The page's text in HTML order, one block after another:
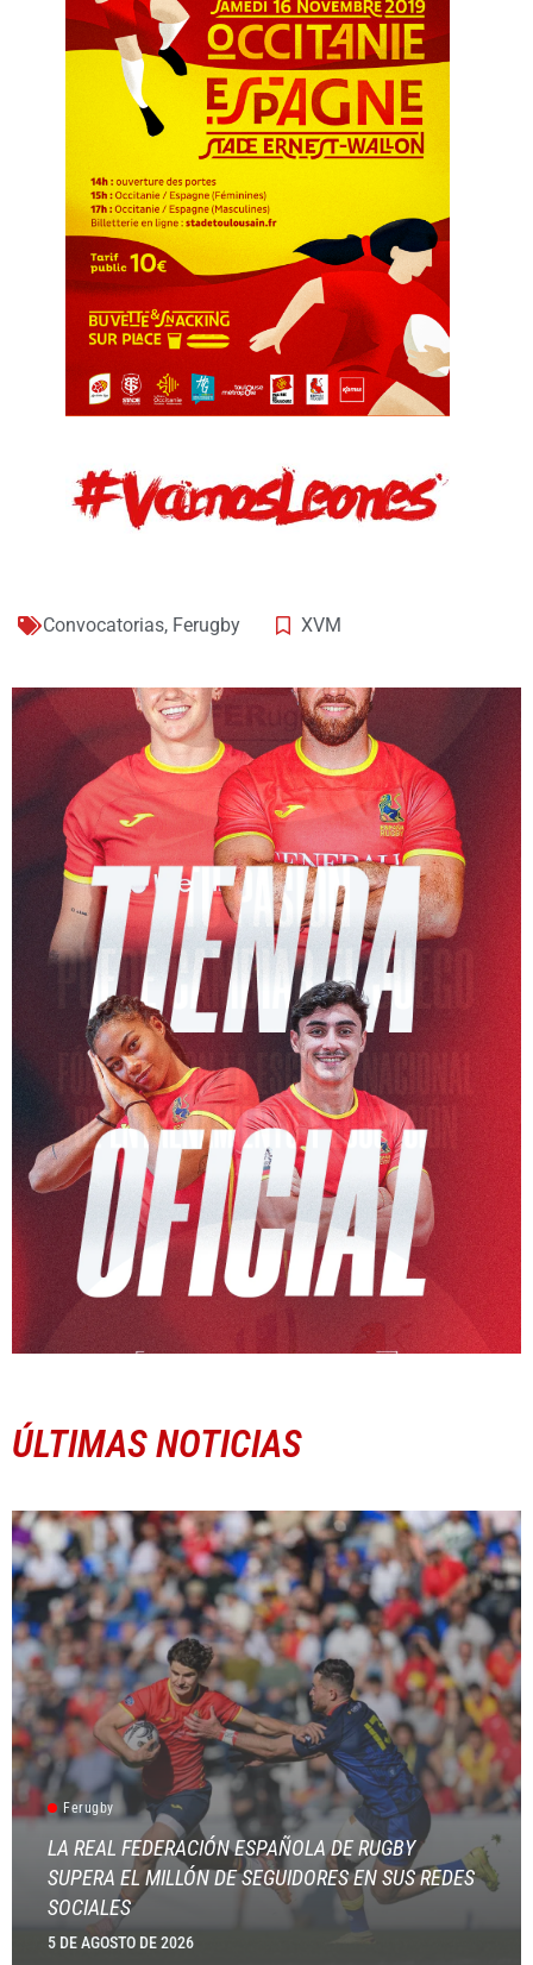
Convocatorias, Ferugby XVM
ÚLTIMAS NOTICIAS
Ferugby
LA REAL FEDERACIÓN ESPAÑOLA DE RUGBY
SUPERA EL MILLÓN DE SEGUIDORES EN SUS REDES
SOCIALES
5 DE AGOSTO DE 2026